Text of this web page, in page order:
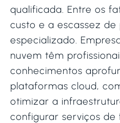
qualificada. Entre os
custo e a escassez de
especializado.
nuvem têm
conhecimentos
plataformas cloud,
otimizar a
configurar serviços